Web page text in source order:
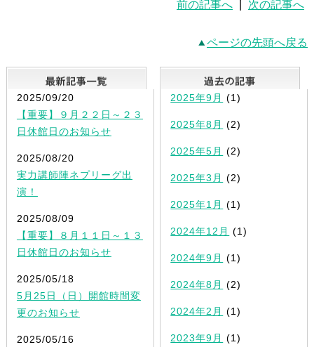
前の記事へ 次の記事へ
ページの先頭へ戻る
最新記事一覧
2025/09/20
【重要】９月２２日～２３
日休館日のお知らせ
2025/08/20
実力講師陣ネプリーグ出
演！
2025/08/09
【重要】８月１１日～１３
日休館日のお知らせ
2025/05/18
5月25日（日）開館時間変
更のお知らせ
2025/05/16
2025年9月 (1)
2025年8月 (2)
2025年5月 (2)
2025年3月 (2)
2025年1月 (1)
2024年12月 (1)
2024年9月 (1)
2024年8月 (2)
2024年2月 (1)
2023年9月 (1)